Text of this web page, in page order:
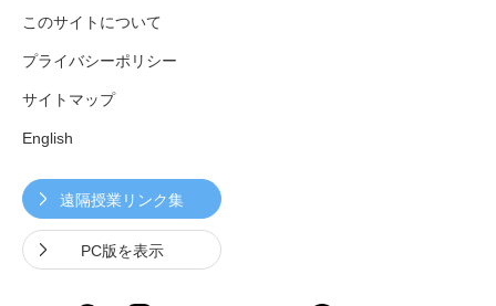
このサイトについて
プライバシーポリシー
サイトマップ
English
遠隔授業リンク集
PC版を表示